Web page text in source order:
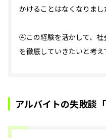
かけることはなくなりまし
④この経験を活かして、社
を徹底していきたいと考え
アルバイトの失敗談